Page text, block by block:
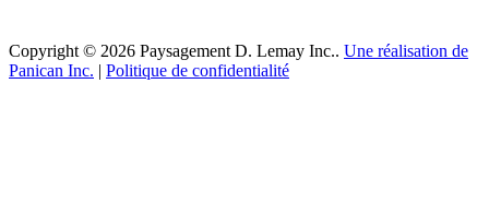
Copyright © 2026 Paysagement D. Lemay Inc.. Une réalisation de
Panican Inc. | Politique de confidentialité